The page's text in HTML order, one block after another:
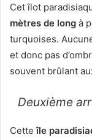
Cet îlot
mètres de long à
turquoises.
et donc pas
souvent brûlant
Deuxième
Cetteîle